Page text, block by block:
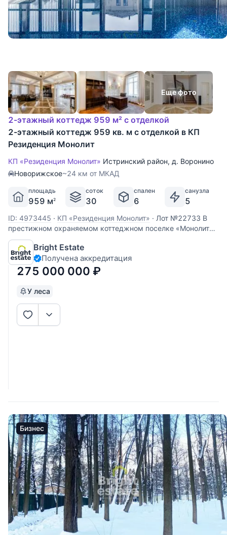
Еще фото
2-этажный коттедж 959 м² с отделкой
2-этажный коттедж 959 кв. м с отделкой в КП
Резиденция Монолит
КП «Резиденция Монолит» Истринский район, д. Воронино
Новорижское~24 км от МКАД
площадь
959 м2
соток
30
спален
6
санузла
5
ID: 4973445 · КП «Резиденция Монолит» · Лот №22733 В
престижном охраняемом коттеджном поселке «Монолит»,
всего в 21 километре от МКАД по Новорижскому шоссе,
предлагается по-настоящему статусная резиденция,
сочетающая масштаб, комфорт и безупречный уровень
приватности. Это предложение для
Bright Estate
Получена аккредитация
275 000 000 ₽
У леса
Бизнес